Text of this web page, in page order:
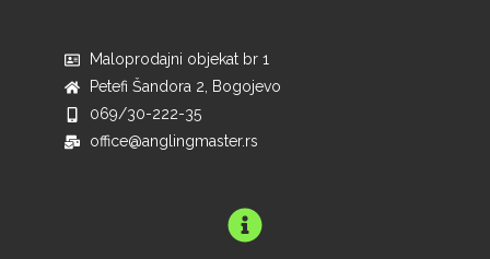
Maloprodajni objekat br 1
Petefi Šandora 2, Bogojevo
069/30-222-35
office@anglingmaster.rs